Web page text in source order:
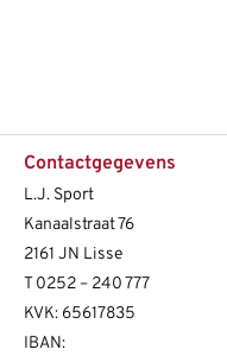
Contactgegevens
L.J. Sport
Kanaalstraat 76
2161 JN Lisse
T 0252 – 240 777
KVK: 65617835
IBAN: